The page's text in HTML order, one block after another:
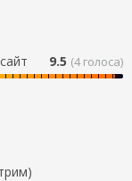
9.5 (4голоса)